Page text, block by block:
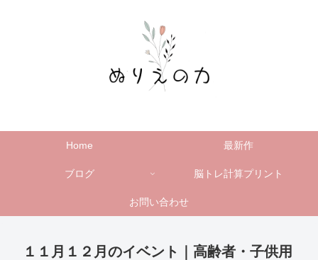
Home 最新作
ブログ 脳トレ計算プリント
お問い合わせ
１１月１２月のイベント｜高齢者・子供用